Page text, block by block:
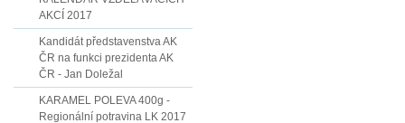
AKCÍ 2017
Kandidát představenstva AK
ČR na funkci prezidenta AK
ČR - Jan Doležal
KARAMEL POLEVA 400g -
Regionální potravina LK 2017